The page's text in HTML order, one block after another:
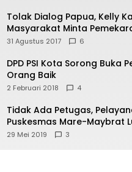
Tolak Dialog Papua, Kelly
Masyarakat Minta
31 Agustus 2017 6
DPD PSI Kota Sorong Buka
Orang Baik
2 Februari 2018 4
Tidak Ada Petugas,
Puskesmas Mare-Maybrat
29 Mei 2019 3